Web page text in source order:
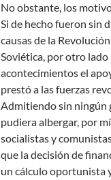
No obstante, los
Si de hecho fueron sin
causas de la
Soviética, por otro lado
acontecimientos el
prestó a las fuerzas
Admitiendo sin ningún
pudiera albergar, por
socialistas y
que la decisión de
un cálculo oportunista